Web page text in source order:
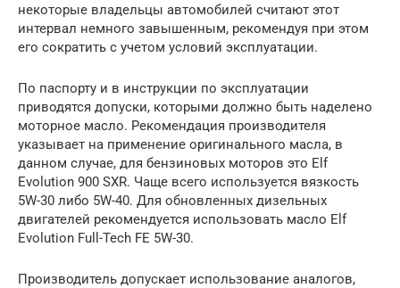
некоторые владельцы автомобилей считают этот
интервал немного завышенным, рекомендуя при этом
его сократить с учетом условий эксплуатации.
По паспорту и в инструкции по эксплуатации
приводятся допуски, которыми должно быть наделено
моторное масло. Рекомендация производителя
указывает на применение оригинального масла, в
данном случае, для бензиновых моторов это Elf
Evolution 900 SXR. Чаще всего используется вязкость
5W-30 либо 5W-40. Для обновленных дизельных
двигателей рекомендуется использовать масло Elf
Evolution Full-Tech FE 5W-30.
Производитель допускает использование аналогов,